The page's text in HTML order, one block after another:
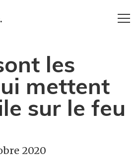
les
mettent
sur le feu
2020